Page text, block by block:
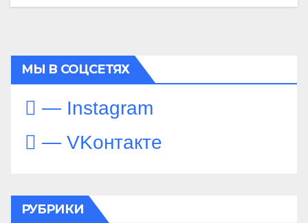
МЫ В СОЦСЕТЯХ
— Instagram
— VKонтакте
РУБРИКИ